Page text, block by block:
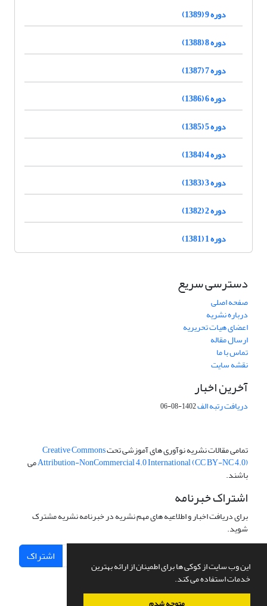
این وب سایت از کوکی ها برای اطمینان از ارائه بهترین
خدمات استفاده می کند.
دوره 9 (1389)
دوره 8 (1388)
دوره 7 (1387)
دوره 6 (1386)
دوره 5 (1385)
دوره 4 (1384)
دوره 3 (1383)
دوره 2 (1382)
دوره 1 (1381)
دسترسی سریع
صفحه اصلی
درباره نشریه
اعضای هیات تحریریه
ارسال مقاله
تماس با ما
نقشه سایت
آخرین اخبار
دریافت رتبه الف1402-08-06
تمامی مقالات نشریه نوآوری های آموزشی تحتCreative Commons
Attribution-NonCommercial 4.0 International (CC BY-NC 4.0)می
باشند.
اشتراک خبرنامه
برای دریافت اخبار و اطلاعیه های مهم نشریه در خبرنامه نشریه مشترک
شوید.
اشتراک